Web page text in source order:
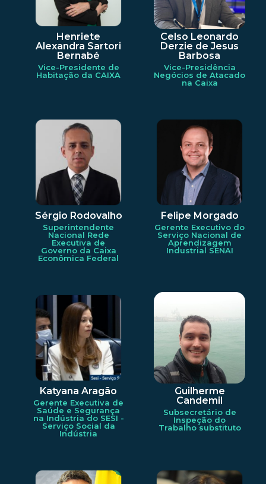
Henriete
Alexandra Sartori
Bernabé
Vice-Presidente de
Habitação da CAIXA
Celso Leonardo
Derzie de Jesus
Barbosa
Vice-Presidência
Negócios de Atacado
na Caixa
Sérgio Rodovalho
Superintendente
Nacional Rede
Executiva de
Governo da Caixa
Econômica Federal
Felipe Morgado
Gerente Executivo do
Serviço Nacional de
Aprendizagem
Industrial SENAI
Katyana Aragão
Gerente Executiva de
Saúde e Segurança
na Indústria do SESI -
Serviço Social da
Indústria
Guilherme
Candemil
Subsecretário de
Inspeção do
Trabalho substituto